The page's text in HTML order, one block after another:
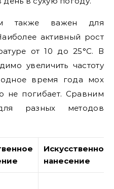
также важен для
активный рост
от 10 до 25°C. В
увеличить частоту
время года мох
не погибает. Сравним
разных методов
Искусственное
нанесение